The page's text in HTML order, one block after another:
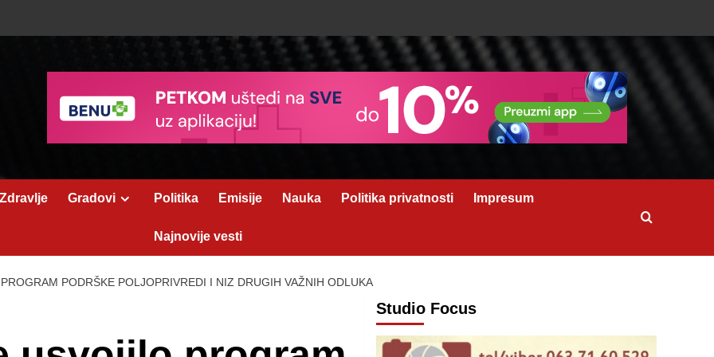
Zdravlje Gradovi Politika Emisije Nauka Politika privatnosti Impresum
Najnovije vesti
PODRŠKE POLJOPRIVREDI I NIZ DRUGIH VAŽNIH ODLUKA
Studio Focus